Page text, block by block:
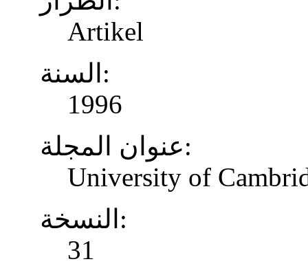
Artikel
السنة:
1996
عنوان المجلة:
University of
النسخة:
31